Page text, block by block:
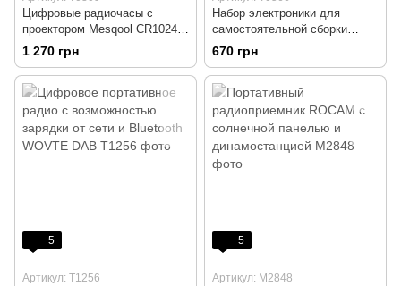
Цифровые радиочасы с
проектором Mesqool CR1024 и
портом зарядки Type C
1 270 грн
Набор электроники для
самостоятельной сборки
радио/Bluetooth-динамиков
BritPick DIY
670 грн
5
Артикул: T1256
5
Артикул: M2848